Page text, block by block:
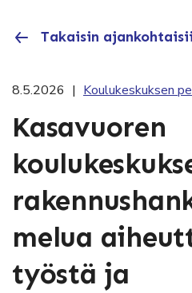
Takaisin
8.5.2026 | Koulukeskuksen
Kasavuoren
melua
työstä ja